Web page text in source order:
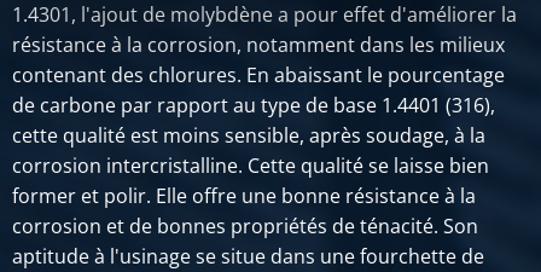
1.4301, l'ajout de molybdène a pour effet d'améliorer la
résistance à la corrosion, notamment dans les milieux
contenant des chlorures. En abaissant le pourcentage
de carbone par rapport au type de base 1.4401 (316),
cette qualité est moins sensible, après soudage, à la
corrosion intercristalline. Cette qualité se laisse bien
former et polir. Elle offre une bonne résistance à la
corrosion et de bonnes propriétés de ténacité. Son
aptitude à l'usinage se situe dans une fourchette de